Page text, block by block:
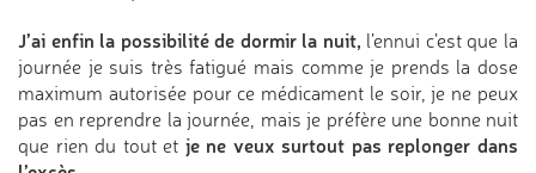
J’ai enfin la possibilité de dormir la nuit, l’ennui c’est que la
journée je suis très fatigué mais comme je prends la dose
maximum autorisée pour ce médicament le soir, je ne peux
pas en reprendre la journée, mais je préfère une bonne nuit
que rien du tout et je ne veux surtout pas replonger dans